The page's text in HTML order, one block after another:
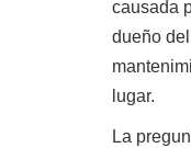
causada
dueño
lugar.
La